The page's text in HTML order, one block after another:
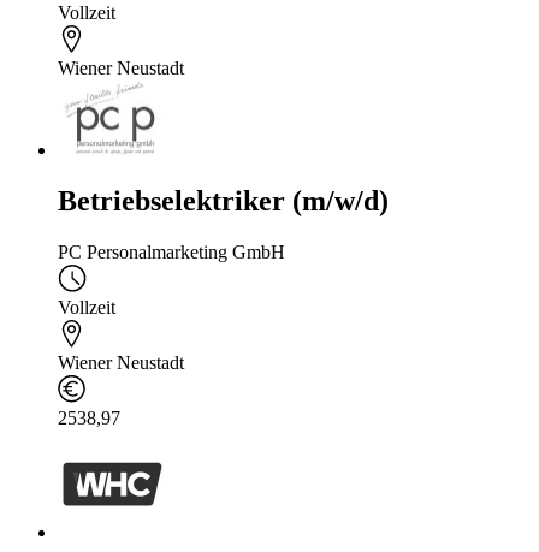
Vollzeit
Wiener Neustadt
Betriebselektriker (m/w/d)
PC Personalmarketing GmbH
Vollzeit
Wiener Neustadt
2538,97